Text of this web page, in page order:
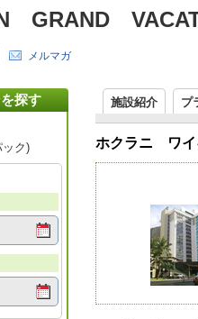
GRAND
メルマガ
探す
ック)
施設紹介 プ
ホクラニ ワ